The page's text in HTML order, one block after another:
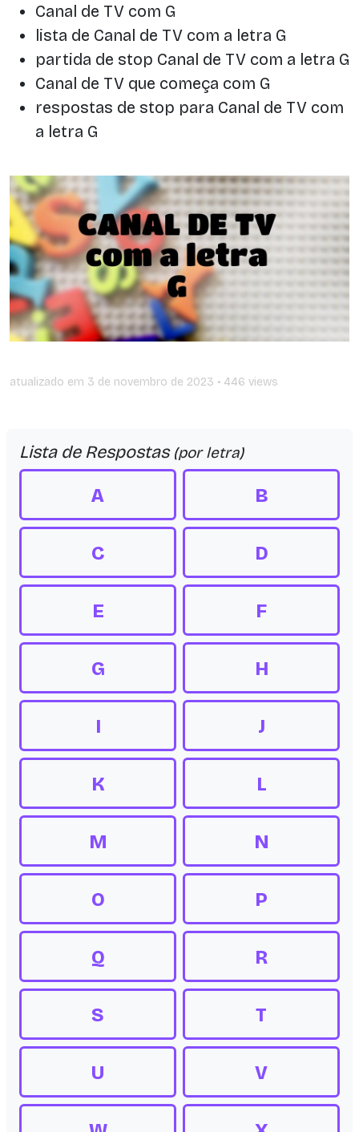
Canal de TV com G
lista de Canal de TV com a letra G
partida de stop Canal de TV com a letra G
Canal de TV que começa com G
respostas de stop para Canal de TV com
a letra G
atualizado em 3 de novembro de 2023 • 446 views
Lista de Respostas (por letra)
A B
C D
E F
G H
I J
K L
M N
O P
Q R
S T
U V